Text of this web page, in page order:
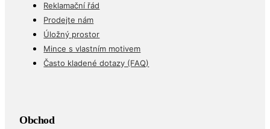
Reklamační řád
Prodejte nám
Úložný prostor
Mince s vlastním motivem
Často kladené dotazy (FAQ)
Obchod